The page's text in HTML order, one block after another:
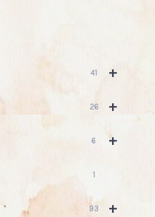
+
41
+
26
+
6
1
+
93